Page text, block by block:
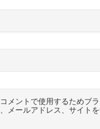
メントで使用するためブ
メールアドレス、サイトを